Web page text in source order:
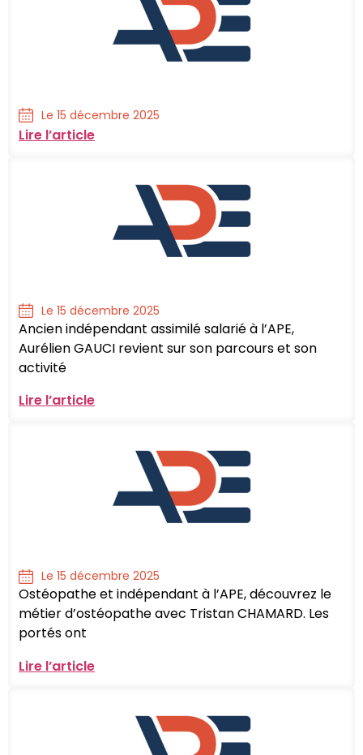
Le 15 décembre 2025
Lire l’article
Le 15 décembre 2025
Ancien indépendant assimilé salarié à l’APE,
Aurélien GAUCI revient sur son parcours et son
activité
Lire l’article
Le 15 décembre 2025
Ostéopathe et indépendant à l’APE, découvrez le
métier d’ostéopathe avec Tristan CHAMARD. Les
portés ont
Lire l’article